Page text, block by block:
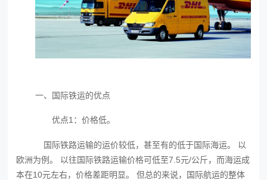
一、国际铁运的优点
优点1：价格低。
国际铁路运输的运价较低，甚至有的低于国际海运。 以
欧洲为例。 以往国际铁路运输价格可低至7.5元/公斤，而海运成
本在10元左右，价格差距明显。 但总的来说，国际航运的整体